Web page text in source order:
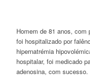
Homem de 81 anos, com
foi hospitalizado por
hipernatrémia
hospitalar, foi medicado
adenosina, com